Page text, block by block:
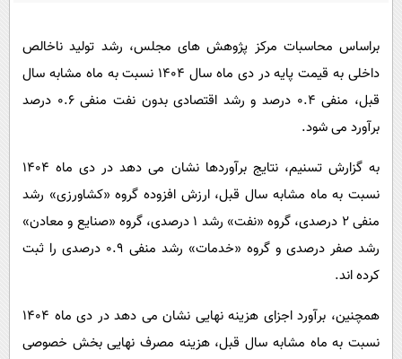
فناوری
گوناگون
حوادث
سلامت
بین الملل
حیات وحش
سیاست خارجی
روانشناسی
آشپزی
دانلود
براساس محاسبات مرکز پژوهش های مجلس، رشد تولید ناخالص
داخلی به قیمت پایه در دی ماه سال 1404 نسبت به ماه مشابه سال
قبل، منفی 0.4 درصد و رشد اقتصادی بدون نفت منفی 0.6 درصد
برآورد می شود.
به گزارش تسنیم، نتایج برآوردها نشان می دهد در دی ماه 1404
نسبت به ماه مشابه سال قبل، ارزش افزوده گروه «کشاورزی» رشد
منفی 2 درصدی، گروه «نفت» رشد 1 درصدی، گروه «صنایع و معادن»
رشد صفر درصدی و گروه «خدمات» رشد منفی 0.9 درصدی را ثبت
کرده اند.
همچنین، برآورد اجزای هزینه نهایی نشان می دهد در دی ماه 1404
نسبت به ماه مشابه سال قبل، هزینه مصرف نهایی بخش خصوصی